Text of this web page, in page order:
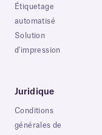
Étiquetage
automatisé
Solution
d'impression
Juridique
Conditions
générales de